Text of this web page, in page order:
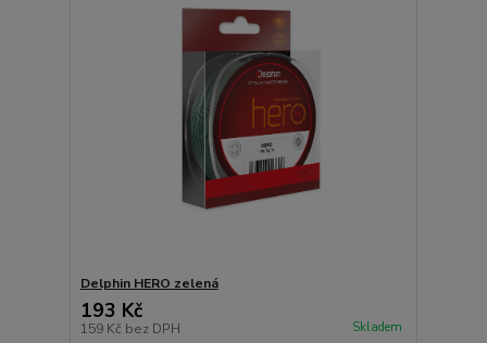
Delphin HERO zelená
193 Kč
159 Kč bez DPH Skladem